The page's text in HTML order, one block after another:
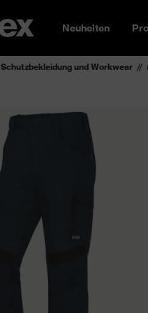
Neuheiten
Schutzbekleidung und Workwear